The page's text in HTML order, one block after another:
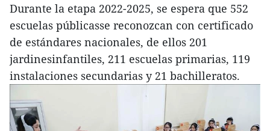
Durante la etapa 2022-2025, se espera que 552
escuelas públicasse reconozcan con certificado
de estándares nacionales, de ellos 201
jardinesinfantiles, 211 escuelas primarias, 119
instalaciones secundarias y 21 bachilleratos.